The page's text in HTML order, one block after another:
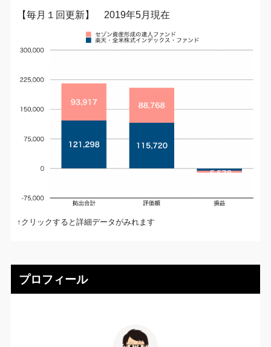
【毎月１回更新】 2019年5月現在
↑クリックすると詳細データがみれます
プロフィール